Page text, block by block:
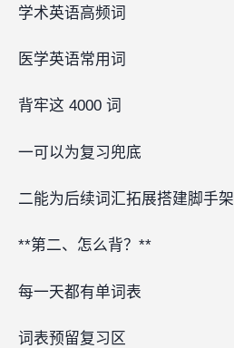
学术英语高频词
医学英语常用词
背牢这 4000 词‍‍‍
一可以为复习兜底
二能为后续词汇拓展搭建脚手架‍‍
**第二、怎么背？**
每一天都有单词表
词表预留复习区